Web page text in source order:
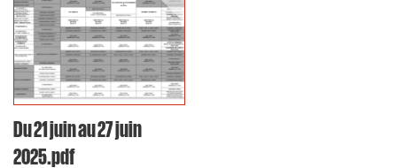
Du 21 juin au 27 juin
2025.pdf